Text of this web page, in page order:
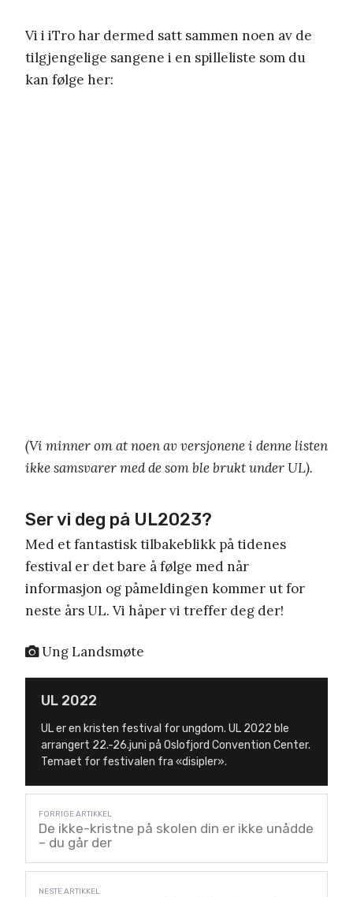
Vi i iTro har dermed satt sammen noen av de
tilgjengelige sangene i en spilleliste som du
kan følge her:
(Vi minner om at noen av versjonene i denne listen
ikke samsvarer med de som ble brukt under UL).
Ser vi deg på UL2023?
Med et fantastisk tilbakeblikk på tidenes
festival er det bare å følge med når
informasjon og påmeldingen kommer ut for
neste års UL. Vi håper vi treffer deg der!
Ung Landsmøte
UL 2022
UL er en kristen festival for ungdom. UL 2022 ble
arrangert 22.-26.juni på Oslofjord Convention Center.
Temaet for festivalen fra «disipler».
De ikke-kristne på skolen din er ikke unådde
– du går der